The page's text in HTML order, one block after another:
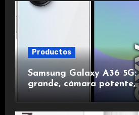
Productos
Samsung Galaxy A36
grande, cámara potente,
duradera y carga rápida
experiencia premium.